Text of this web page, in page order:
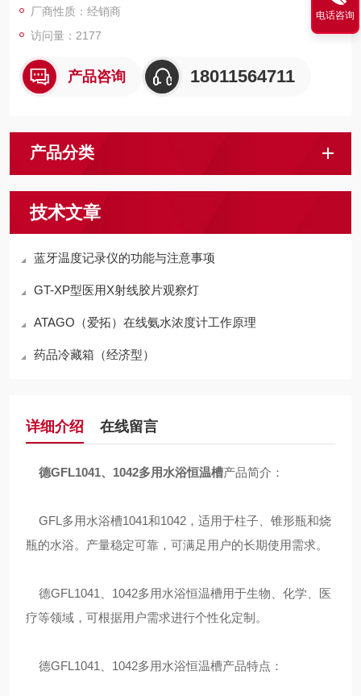
厂商性质：经销商
访问量：2177
产品咨询 18011564711
产品分类
技术文章
蓝牙温度记录仪的功能与注意事项
GT-XP型医用X射线胶片观察灯
ATAGO（爱拓）在线氨水浓度计工作原理
药品冷藏箱（经济型）
详细介绍 在线留言
德GFL1041、1042多用水浴恒温槽产品简介：
GFL多用水浴槽1041和1042，适用于柱子、锥形瓶和烧
瓶的水浴。产量稳定可靠，可满足用户的长期使用需求。
德GFL1041、1042多用水浴恒温槽用于生物、化学、医
疗等领域，可根据用户需求进行个性化定制。
德GFL1041、1042多用水浴恒温槽产品特点：
电话咨询